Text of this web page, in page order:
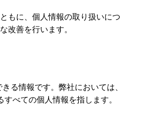
もに、個人情報の取り扱いにつ
改善を行います。
る情報です。弊社においては、
べての個人情報を指します。